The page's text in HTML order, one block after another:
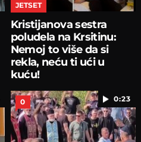
JETSET
Kristijanova sestra
poludela na Krsitinu:
Nemoj to više da si
rekla, neću ti ući u
kuću!
0:23
0